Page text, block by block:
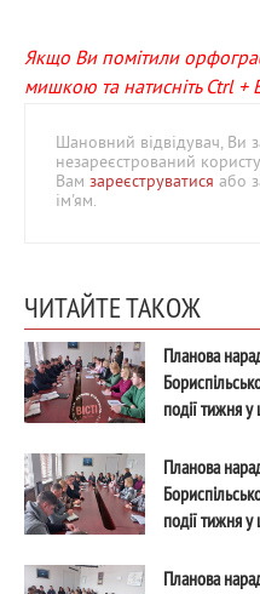
Якщо Ви помітили
мишкою та натисніть Ctrl +
Шановний відвідувач, Ви
незареєстрований
Вам зареєструватися або
ім'ям.
ЧИТАЙТЕ ТАКОЖ
Планова
події тижня
Планова
події тижня
Планова